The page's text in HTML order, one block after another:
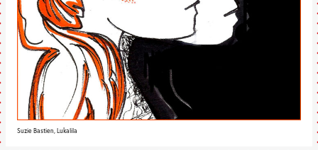
Suzie Bastien, Lukalila